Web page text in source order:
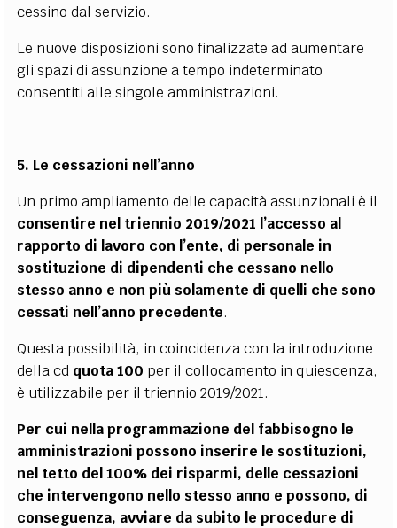
cessino dal servizio.
Le nuove disposizioni sono finalizzate ad aumentare
gli spazi di assunzione a tempo indeterminato
consentiti alle singole amministrazioni.
5. Le cessazioni nell’anno
Un primo ampliamento delle capacità assunzionali è il
consentire nel triennio 2019/2021 l’accesso al
rapporto di lavoro con l’ente, di personale in
sostituzione di dipendenti che cessano nello
stesso anno e non più solamente di quelli che sono
cessati nell’anno precedente.
Questa possibilità, in coincidenza con la introduzione
della cd quota 100 per il collocamento in quiescenza,
è utilizzabile per il triennio 2019/2021.
Per cui nella programmazione del fabbisogno le
amministrazioni possono inserire le sostituzioni,
nel tetto del 100% dei risparmi, delle cessazioni
che intervengono nello stesso anno e possono, di
conseguenza, avviare da subito le procedure di